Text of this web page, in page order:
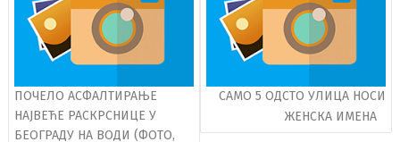
ПОЧЕЛО АСФАЛТИРАЊЕ
НАЈВЕЋЕ РАСКРСНИЦЕ У
БЕОГРАДУ НА ВОДИ (ФОТО,
САМО 5 ОДСТО УЛИЦА НОСИ
ЖЕНСКА ИМЕНА